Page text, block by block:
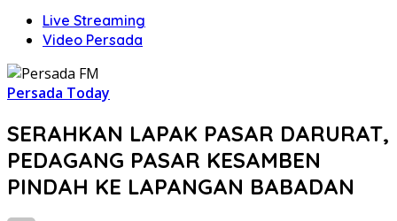
Live Streaming
Video Persada
Persada Today
SERAHKAN LAPAK PASAR DARURAT,
PEDAGANG PASAR KESAMBEN
PINDAH KE LAPANGAN BABADAN